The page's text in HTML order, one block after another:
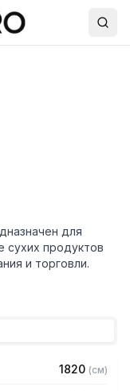
для
сухих продуктов
и торговли.
стали марки
1820 (см)